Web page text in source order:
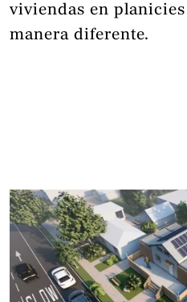
viviendas en
manera diferente.